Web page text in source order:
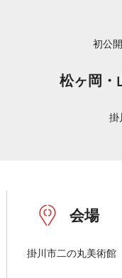
初公
松ヶ岡・
掛
会場
掛川市二の丸美術館